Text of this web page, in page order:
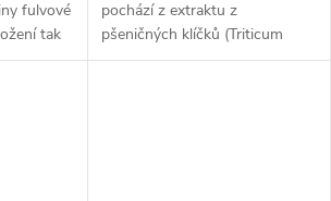
fulvové
tak
pochází z extraktu z
pšeničných klíčků (Triticum
aestivum). Z chemického